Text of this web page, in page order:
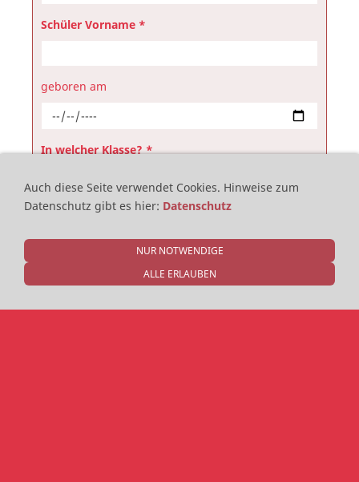
Schüler Vorname *
geboren am
In welcher Klasse? *
E-Mail *
Telefonnummer für Rückfragen *
Auch diese Seite verwendet Cookies. Hinweise zum
Datenschutz gibt es hier: Datenschutz
NUR NOTWENDIGE
ALLE ERLAUBEN